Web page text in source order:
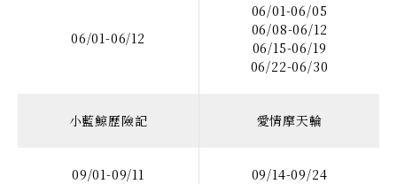
06/01-06/12
06/01-06/05
06/08-06/12
06/15-06/19
06/22-06/30
小藍鯨歷險記 愛情摩天輪
09/01-09/11 09/14-09/24